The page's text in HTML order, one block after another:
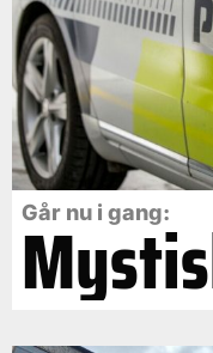
Går nu i gang: